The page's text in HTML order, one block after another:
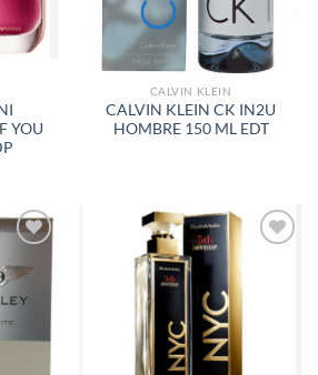
YOU
CALVIN KLEIN
CALVIN KLEIN CK IN2U
HOMBRE 150 ML EDT
LA
AÑADIR
DESEOS